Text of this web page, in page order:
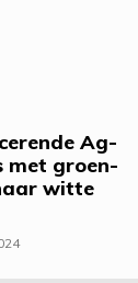
Ag-
met groen-
witte